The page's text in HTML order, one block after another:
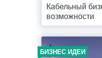
Кабельный
возможности
БИЗНЕС ИДЕИ